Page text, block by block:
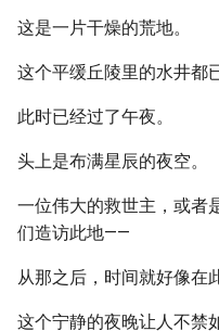
这是一片干燥的荒地。
这个平缓丘陵里的水井都
此时已经过了午夜。
头上是布满星辰的夜空。
一位伟大的救世主，或者
们造访此地——
从那之后，时间就好像在
这个宁静的夜晚让人不禁